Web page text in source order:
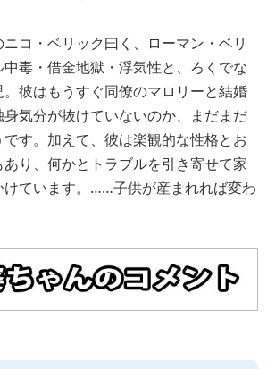
ニコ・ベリック曰く、ローマン・ベリ
毒・借金地獄・浮気性と、ろくでな
彼はもうすぐ同僚のマロリーと結婚
気分が抜けていないのか、まだまだ
す。加えて、彼は楽観的な性格とお
り、何かとトラブルを引き寄せて家
けています。……子供が産まれれば変わ